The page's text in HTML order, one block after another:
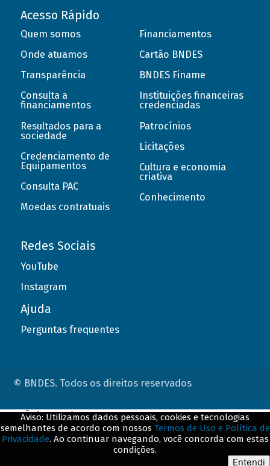
Acesso Rápido
Quem somos
Onde atuamos
Transparência
Consulta a
financiamentos
Resultados para a
sociedade
Credenciamento de
Equipamentos
Consulta PAC
Moedas contratuais
Financiamentos
Cartão BNDES
BNDES Finame
Instituições financeiras
credenciadas
Patrocínios
Licitações
Cultura e economia
criativa
Conhecimento
Redes Sociais
YouTube
Instagram
Ajuda
Perguntas frequentes
© BNDES. Todos os direitos reservados
Aviso: Utilizamos dados pessoais, cookies e tecnologias
semelhantes de acordo com nossos Termos de Uso e Política de
Privacidade. Ao continuar navegando, você concorda com estas
condições.
Entendi
ConteÃºdo complementar
${title}${badge}